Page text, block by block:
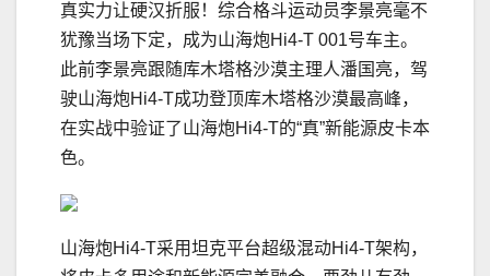
真实力让硬汉折服！综合格斗运动员李景亮毫不
犹豫当场下定，成为山海炮Hi4-T 001号车主。
此前李景亮跟随库木塔格沙漠主理人潘国亮，驾
驶山海炮Hi4-T成功登顶库木塔格沙漠最高峰，
在实战中验证了山海炮Hi4-T的“真”新能源皮卡本
色。
山海炮Hi4-T采用坦克平台超级混动Hi4-T架构，